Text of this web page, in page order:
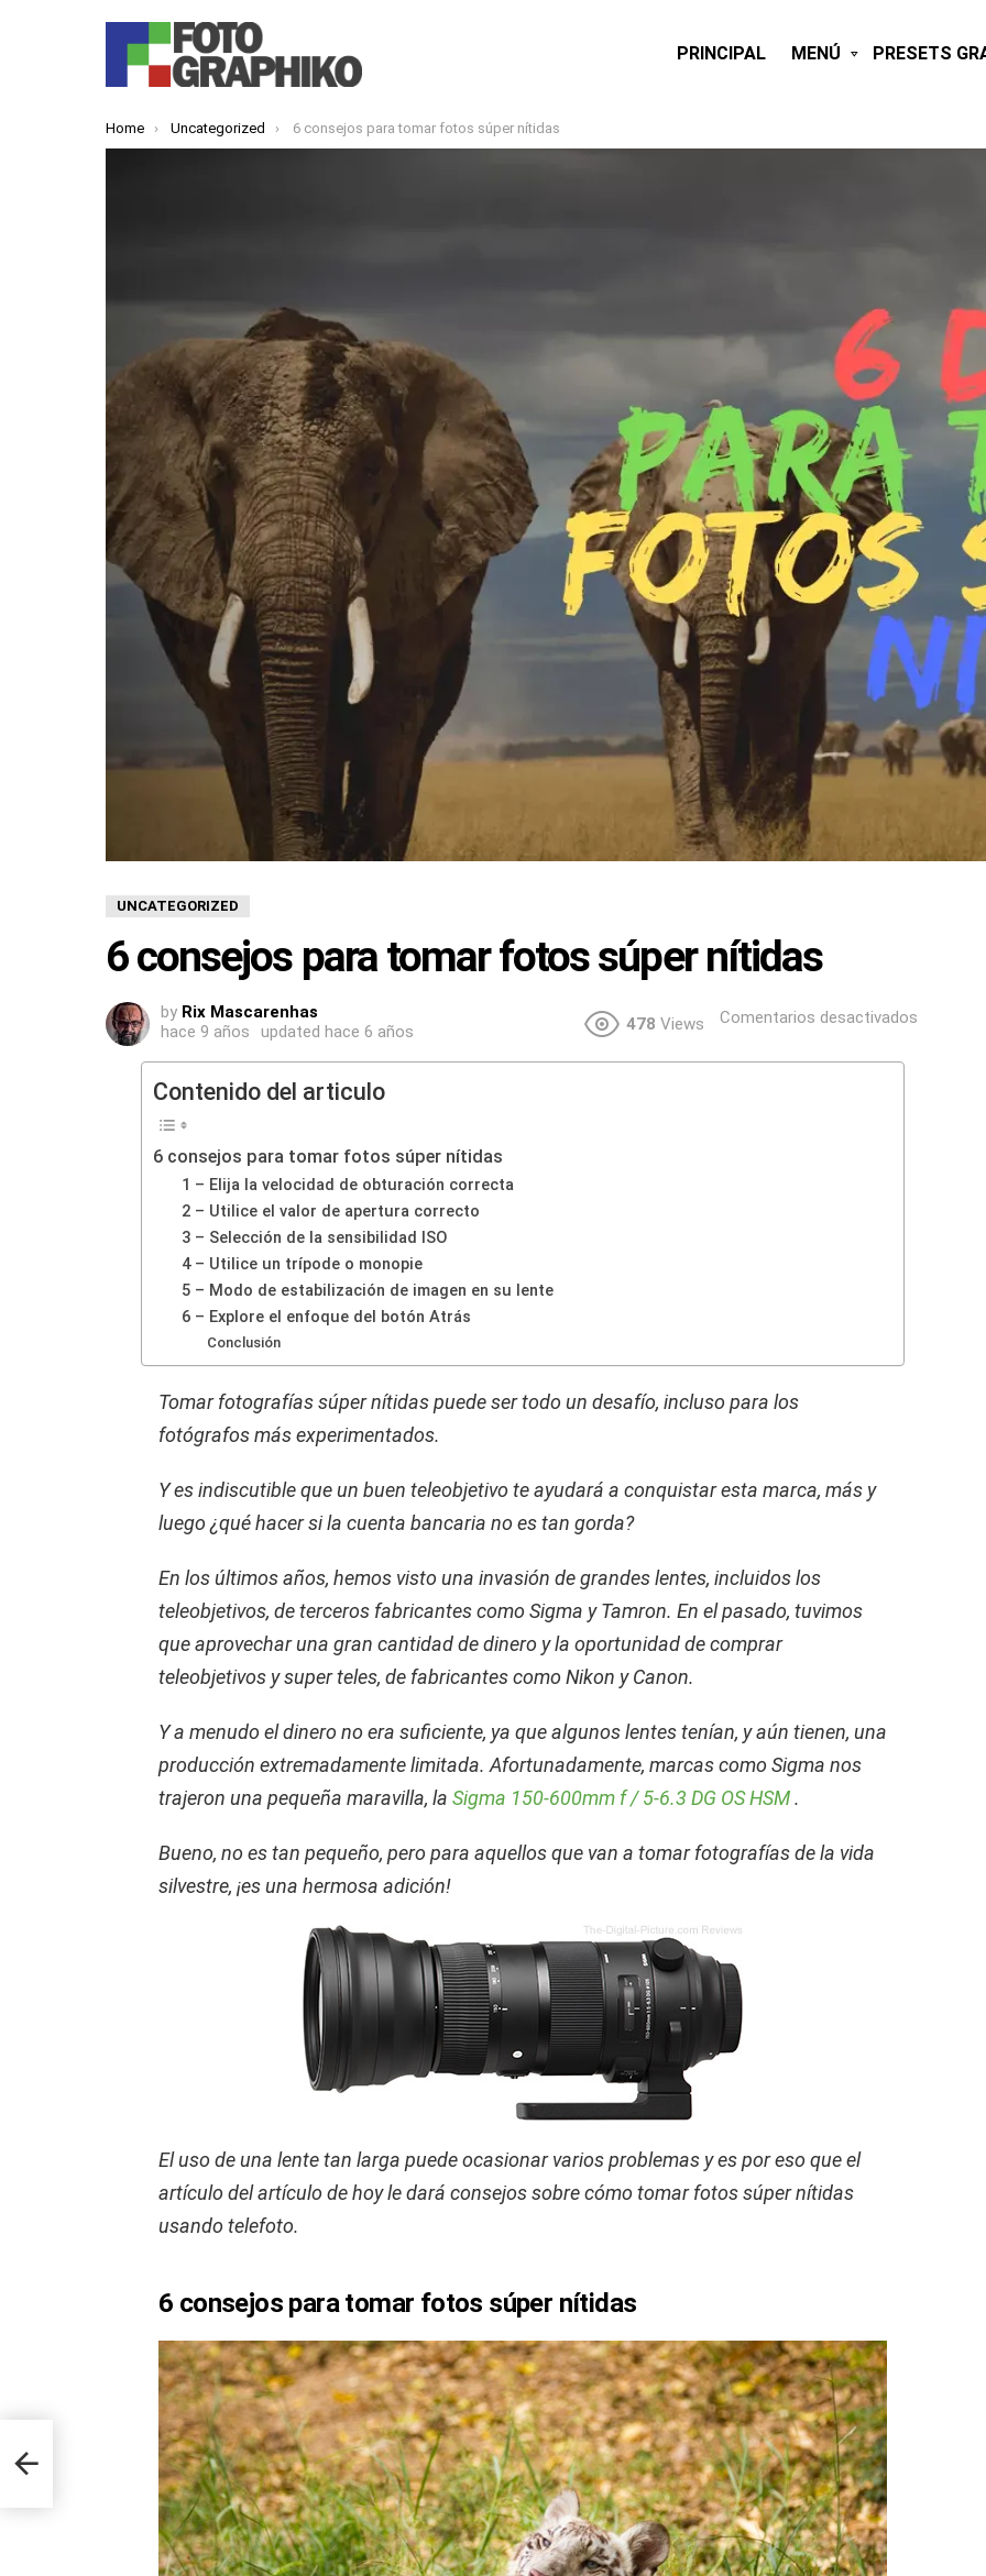
PRINCIPAL MENÚ PRESETS
You are here:
Home Uncategorized 6 consejos para tomar fotos súper nítidas
UNCATEGORIZED
6 consejos para tomar fotos súper nítidas
by Rix Mascarenhas
hace 9 años
updated hace 6 años 478 Views Comentarios desactivados
Contenido del articulo
6 consejos para tomar fotos súper nítidas
1 – Elija la velocidad de obturación correcta
2 – Utilice el valor de apertura correcto
3 – Selección de la sensibilidad ISO
4 – Utilice un trípode o monopie
5 – Modo de estabilización de imagen en su lente
6 – Explore el enfoque del botón Atrás
Conclusión
Tomar fotografías súper nítidas puede ser todo un desafío, incluso para los
fotógrafos más experimentados.
Y es indiscutible que un buen teleobjetivo te ayudará a conquistar esta marca, más y
luego ¿qué hacer si la cuenta bancaria no es tan gorda?
En los últimos años, hemos visto una invasión de grandes lentes, incluidos los
teleobjetivos, de terceros fabricantes como Sigma y Tamron. En el pasado, tuvimos
que aprovechar una gran cantidad de dinero y la oportunidad de comprar
teleobjetivos y super teles, de fabricantes como Nikon y Canon.
Y a menudo el dinero no era suficiente, ya que algunos lentes tenían, y aún tienen, una
producción extremadamente limitada. Afortunadamente, marcas como Sigma nos
trajeron una pequeña maravilla, la Sigma 150-600mm f / 5-6.3 DG OS HSM.
Bueno, no es tan pequeño, pero para aquellos que van a tomar fotografías de la vida
silvestre, ¡es una hermosa adición!
El uso de una lente tan larga puede ocasionar varios problemas y es por eso que el
artículo del artículo de hoy le dará consejos sobre cómo tomar fotos súper nítidas
usando telefoto.
6 consejos para tomar fotos súper nítidas